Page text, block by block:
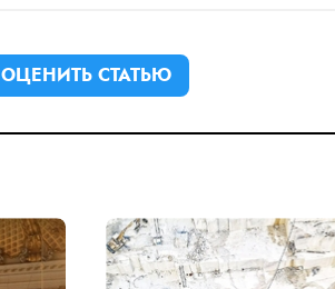
ОЦЕНИТЬ СТАТЬЮ